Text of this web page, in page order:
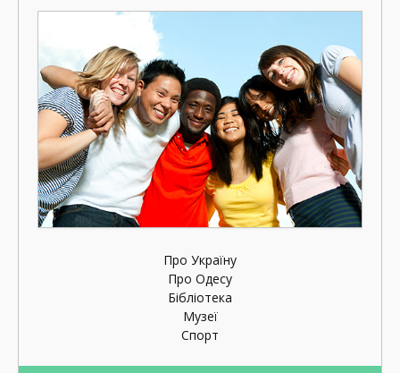
Про Україну
Про Одесу
Бібліотека
Музеї
Спорт